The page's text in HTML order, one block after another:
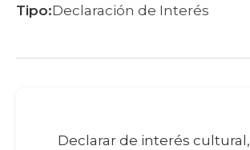
Tipo:Declaración de Interés
Declarar de interés cultural,